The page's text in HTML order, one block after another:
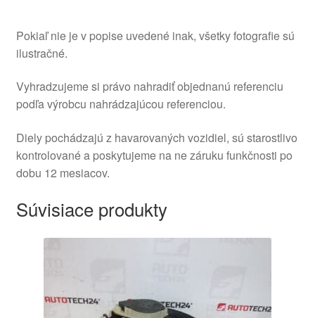
Pokiaľ nie je v popise uvedené inak, všetky fotografie sú
ilustračné.
Vyhradzujeme si právo nahradiť objednanú referenciu
podľa výrobcu nahrádzajúcou referenciou.
Diely pochádzajú z havarovaných vozidiel, sú starostlivo
kontrolované a poskytujeme na ne záruku funkčnosti po
dobu 12 mesiacov.
Súvisiace produkty